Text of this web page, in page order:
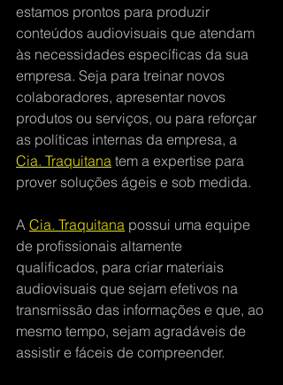
estamos prontos para produzir
conteúdos audiovisuais que atendam
às necessidades específicas da sua
empresa. Seja para treinar novos
colaboradores, apresentar novos
produtos ou serviços, ou para reforçar
as políticas internas da empresa, a
Cia. Traquitana tem a expertise para
prover soluções ágeis e sob medida.
A Cia. Traquitana possui uma equipe
de profissionais altamente
qualificados, para criar materiais
audiovisuais que sejam efetivos na
transmissão das informações e que, ao
mesmo tempo, sejam agradáveis de
assistir e fáceis de compreender.